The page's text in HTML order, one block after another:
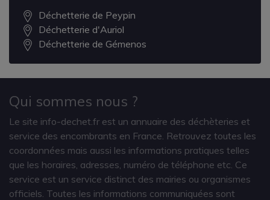
Déchetterie de Peypin
Déchetterie d'Auriol
Déchetterie de Gémenos
Qui sommes nous ?
Le site info-dechet.fr est un annuaire des déchèteries et
service des encombrants en France. Retrouvez toutes les
coordonnées mais aussi les informations pratiques telles
que les horaires, adresses, numéro de téléphone etc. Ce
service est un service distinct des mairies ou organismes
officiels. Toutes les informations communiquées sont